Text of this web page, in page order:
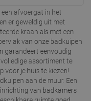
afvoergat in het
er geweldig uit met
kraan als met een
van onze badkuipen
garandeert eenvoudig
assortiment te
voor je huis te kiezen!
aan de muur. Een
van badkamers